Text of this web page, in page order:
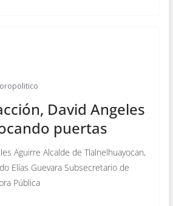
David Angeles
puertas
Aguirre Alcalde de Tlalnelhuayocan,
Elías Guevara Subsecretario de
Pública